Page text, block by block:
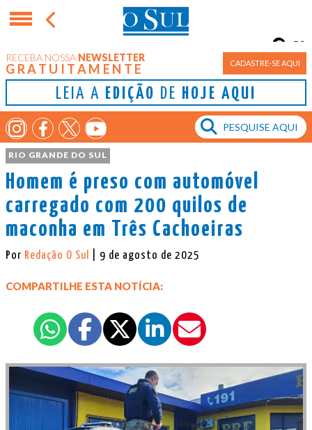
RECEBA NOSSA NEWSLETTER
GRATUITAMENTE CADASTRE-SE AQUI
LEIA A EDIÇÃO DE HOJE AQUI
Porto Alegre
8°
RIO GRANDE DO SUL
Homem é preso com automóvel
carregado com 200 quilos de
maconha em Três Cachoeiras
Por Redação O Sul | 9 de agosto de 2025
COMPARTILHE ESTA NOTÍCIA: